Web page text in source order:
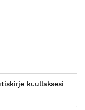
kuullaksesi